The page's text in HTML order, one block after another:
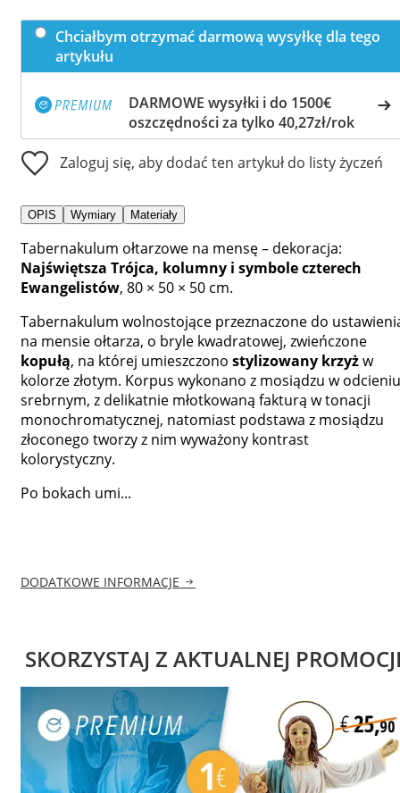
Chciałbym otrzymać darmową wysyłkę dla tego
artykułu
DARMOWE wysyłki i do 1500€
oszczędności za tylko 40,27zł/rok
Zaloguj się, aby dodać ten artykuł do listy życzeń
OPIS Wymiary Materiały
Tabernakulum ołtarzowe na mensę – dekoracja:
Najświętsza Trójca, kolumny i symbole czterech
Ewangelistów, 80 × 50 × 50 cm.
Tabernakulum wolnostojące przeznaczone do
na mensie ołtarza, o bryle kwadratowej, zwieńczone
kopułą, na której umieszczono stylizowany krzyżw
kolorze złotym. Korpus wykonano z mosiądzu w odcieniu
srebrnym, z delikatnie młotkowaną fakturą w tonacji
monochromatycznej, natomiast podstawa z mosiądzu
złoconego tworzy z nim wyważony kontrast
kolorystyczny.
Po bokach umi...
DODATKOWE INFORMACJE
SKORZYSTAJ Z AKTUALNEJ